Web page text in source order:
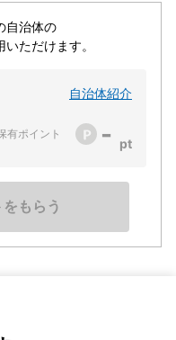
自治体の
ただけます。
自治体紹介
有ポイント -
もらう